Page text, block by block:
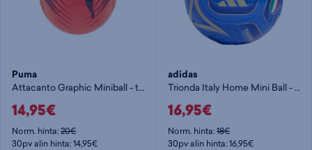
Puma
Attacanto Graphic Miniball - tekniikkapallo
14,95€
Norm. hinta:20€
30pv alin hinta: 14,95€
adidas
Trionda Italy Home Mini Ball - tekniikkapallo
16,95€
Norm. hinta:18€
30pv alin hinta: 16,95€